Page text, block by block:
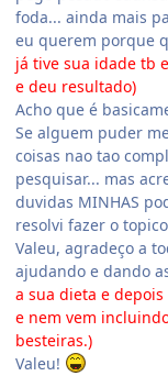
foda... ainda mais
eu querem porque
já tive sua idade tb
e deu resultado)
Acho que é
Se alguem puder
coisas nao tao
pesquisar... mas
duvidas MINHAS
resolvi fazer o
Valeu, agradeço a
ajudando e dando
a sua dieta e
e nem vem
besteiras.)
Valeu!